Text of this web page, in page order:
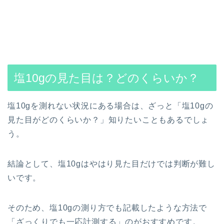
塩10gの見た目は？どのくらいか？
塩10gを測れない状況にある場合は、ざっと「塩10gの
見た目がどのくらいか？」知りたいこともあるでしょ
う。
結論として、塩10gはやはり見た目だけでは判断が難し
いです。
そのため、塩10gの測り方でも記載したような方法で
「ざっくりでも一応計測する」のがおすすめです。